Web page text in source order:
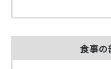
食事の